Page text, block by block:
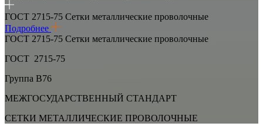
ГОСТ 2715-75 Сетки металлические проволочные
Подробнее
ГОСТ 2715-75 Сетки металлические проволочные
ГОСТ 2715-75
Группа B76
МЕЖГОСУДАРСТВЕННЫЙ СТАНДАРТ
СЕТКИ МЕТАЛЛИЧЕСКИЕ ПРОВОЛОЧНЫЕ